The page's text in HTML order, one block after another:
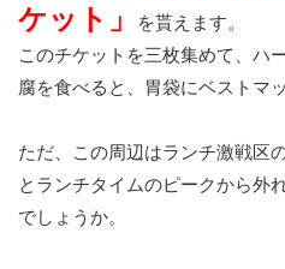
ケット」
を貰えます。
このチケットを三枚集めて、ハ
腐を食べると、胃袋にベストマッ
ただ、この周辺はランチ激戦区
とランチタイムのピークから外
でしょうか。